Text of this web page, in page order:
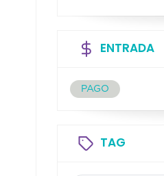
ENTRADA
PAGO
TAG